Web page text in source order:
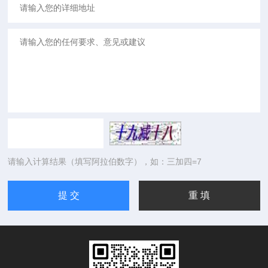
请输入计算结果（填写阿拉伯数字），如：三加四=7